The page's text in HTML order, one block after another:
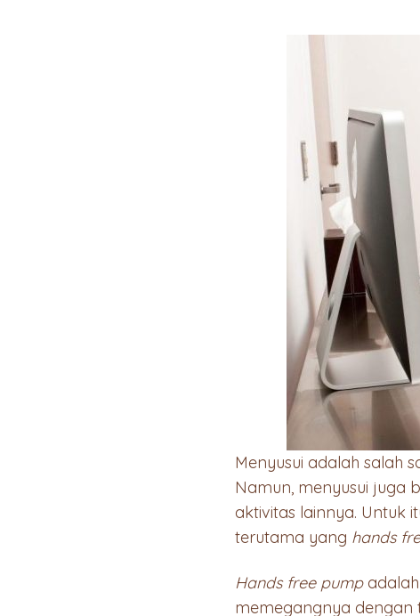
Menyusui adalah salah
Namun, menyusui juga
aktivitas lainnya. Untuk
terutama yang hands
Hands free pumpadalah
memegangnya dengan